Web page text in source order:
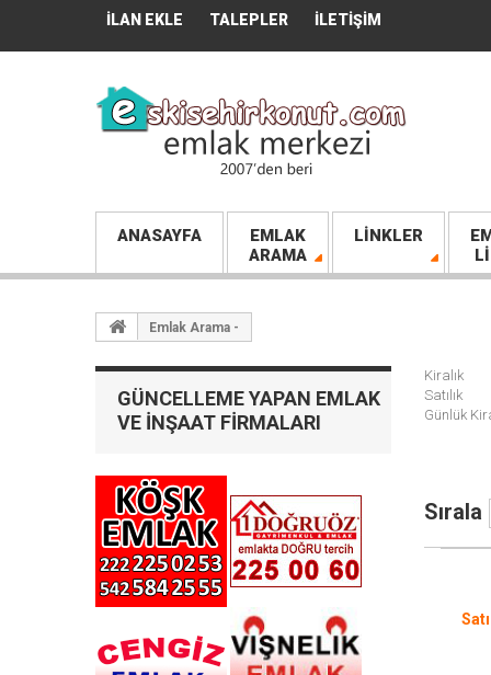
İLAN EKLE TALEPLER İLETIŞIM
ANASAYFA
EMLAK
ARAMA
LINKLER
Emlak Arama -
GÜNCELLEME YAPAN EMLAK
VE İNŞAAT FIRMALARI
Kiralık
Satılık
Günlük
Sırala